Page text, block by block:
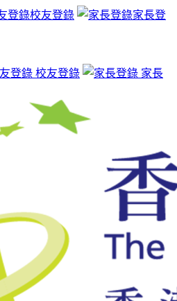
校友登錄
家長登
校友登錄
家長